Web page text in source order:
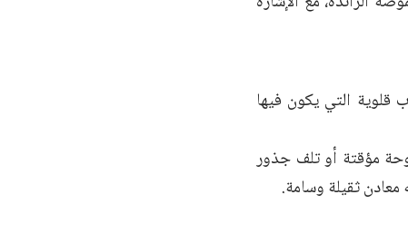
التي يكون فيها
مؤقتة أو تلف جذور
معادن ثقيلة وسامة.